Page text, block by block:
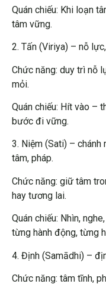
Quán chiếu: Khi loạn
tâm vững.
2. Tấn (Viriya) – nỗ
Chức năng: duy trì nỗ
mỏi.
Quán chiếu: Hít vào –
bước đi vững.
3. Niệm (Sati) – chánh
tâm, pháp.
Chức năng: giữ tâm
hay tương lai.
Quán chiếu: Nhìn,
từng hành động, từng
4. Định (Samādhi) –
Chức năng: tâm tĩnh,